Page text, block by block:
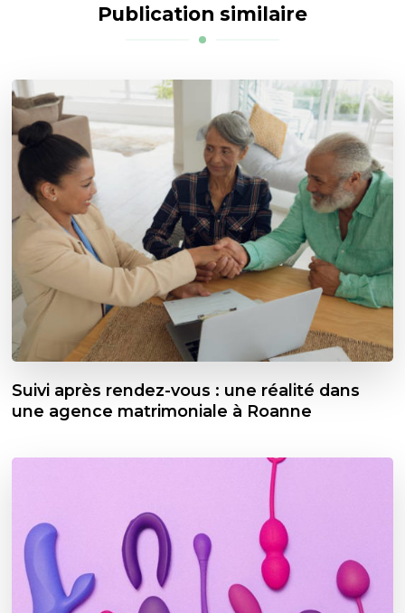
Publication similaire
Suivi après rendez-vous : une réalité dans
une agence matrimoniale à Roanne